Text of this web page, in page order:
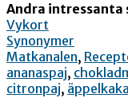
Andra intressanta
Vykort
Synonymer
Matkanalen,
ananaspaj,
citronpaj, äppelkaka